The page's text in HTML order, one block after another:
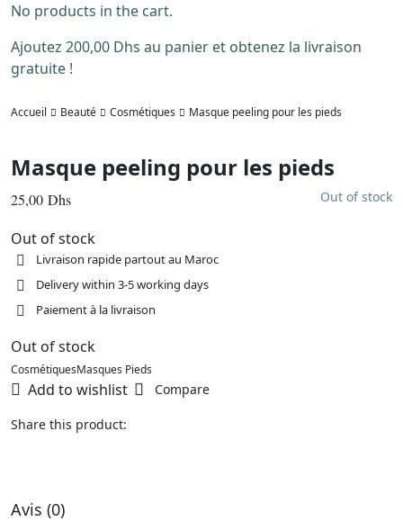
No products in the cart.
Ajoutez 200,00 Dhs au panier et obtenez la livraison
gratuite !
Accueil Beauté Cosmétiques Masque peeling pour les pieds
Masque peeling pour les pieds
25,00 Dhs Out of stock
Out of stock
Livraison rapide partout au Maroc
Delivery within 3-5 working days
Paiement à la livraison
Out of stock
CosmétiquesMasques Pieds
Add to wishlist Compare
Share this product:
Avis (0)